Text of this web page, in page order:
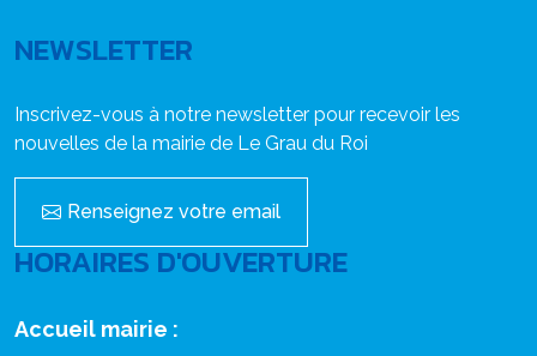
NEWSLETTER
Inscrivez-vous à notre newsletter pour recevoir les
nouvelles de la mairie de Le Grau du Roi
Renseignez votre email
HORAIRES D'OUVERTURE
Accueil mairie :